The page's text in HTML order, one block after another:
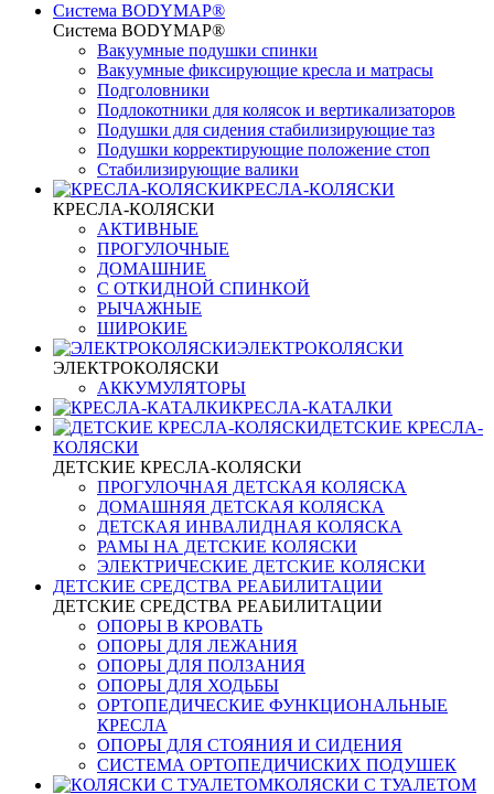
Система BODYMAP®
Система BODYMAP®
Вакуумные подушки спинки
Вакуумные фиксирующие кресла и матрасы
Подголовники
Подлокотники для колясок и вертикализаторов
Подушки для сидения стабилизирующие таз
Подушки корректирующие положение стоп
Стабилизирующие валики
КРЕСЛА-КОЛЯСКИ
КРЕСЛА-КОЛЯСКИ
АКТИВНЫЕ
ПРОГУЛОЧНЫЕ
ДОМАШНИЕ
С ОТКИДНОЙ СПИНКОЙ
РЫЧАЖНЫЕ
ШИРОКИЕ
ЭЛЕКТРОКОЛЯСКИ
ЭЛЕКТРОКОЛЯСКИ
АККУМУЛЯТОРЫ
КРЕСЛА-КАТАЛКИ
ДЕТСКИЕ КРЕСЛА-
КОЛЯСКИ
ДЕТСКИЕ КРЕСЛА-КОЛЯСКИ
ПРОГУЛОЧНАЯ ДЕТСКАЯ КОЛЯСКА
ДОМАШНЯЯ ДЕТСКАЯ КОЛЯСКА
ДЕТСКАЯ ИНВАЛИДНАЯ КОЛЯСКА
РАМЫ НА ДЕТСКИЕ КОЛЯСКИ
ЭЛЕКТРИЧЕСКИЕ ДЕТСКИЕ КОЛЯСКИ
ДЕТСКИЕ СРЕДСТВА РЕАБИЛИТАЦИИ
ДЕТСКИЕ СРЕДСТВА РЕАБИЛИТАЦИИ
ОПОРЫ В КРОВАТЬ
ОПОРЫ ДЛЯ ЛЕЖАНИЯ
ОПОРЫ ДЛЯ ПОЛЗАНИЯ
ОПОРЫ ДЛЯ ХОДЬБЫ
ОРТОПЕДИЧЕСКИЕ ФУНКЦИОНАЛЬНЫЕ
КРЕСЛА
ОПОРЫ ДЛЯ СТОЯНИЯ И СИДЕНИЯ
СИСТЕМА ОРТОПЕДИЧИСКИХ ПОДУШЕК
КОЛЯСКИ С ТУАЛЕТОМ